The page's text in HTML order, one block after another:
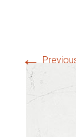
←